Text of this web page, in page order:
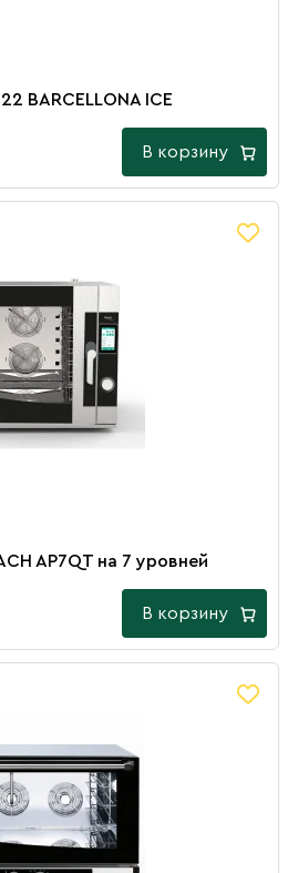
BARCELLONA ICE
В корзину
AP7QT на 7 уровней
В корзину